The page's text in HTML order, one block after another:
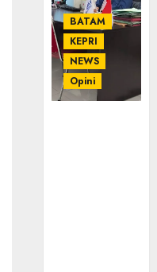
BATAM
KEPRI
NEWS
Opini